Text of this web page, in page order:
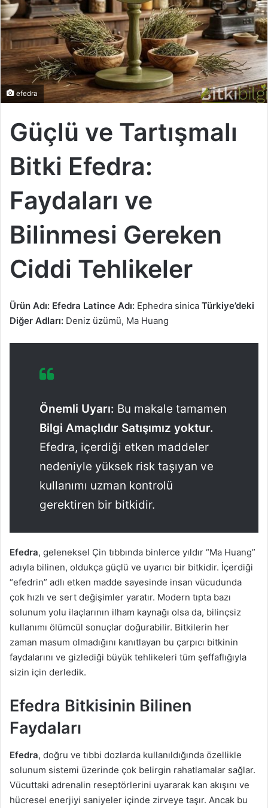
r
m
e
k
efedra
Güçlü ve Tartışmalı
Bitki Efedra:
Faydaları ve
Bilinmesi Gereken
Ciddi Tehlikeler
Ürün Adı: Efedra Latince Adı: Ephedra sinica Türkiye’deki
Diğer Adları: Deniz üzümü, Ma Huang
Önemli Uyarı: Bu makale tamamen
Bilgi Amaçlıdır Satışımız yoktur.
Efedra, içerdiği etken maddeler
nedeniyle yüksek risk taşıyan ve
kullanımı uzman kontrolü
gerektiren bir bitkidir.
Efedra, geleneksel Çin tıbbında binlerce yıldır “Ma Huang”
adıyla bilinen, oldukça güçlü ve uyarıcı bir bitkidir. İçerdiği
“efedrin” adlı etken madde sayesinde insan vücudunda
çok hızlı ve sert değişimler yaratır. Modern tıpta bazı
solunum yolu ilaçlarının ilham kaynağı olsa da, bilinçsiz
kullanımı ölümcül sonuçlar doğurabilir. Bitkilerin her
zaman masum olmadığını kanıtlayan bu çarpıcı bitkinin
faydalarını ve gizlediği büyük tehlikeleri tüm şeffaflığıyla
sizin için derledik.
Efedra Bitkisinin Bilinen
Faydaları
Efedra, doğru ve tıbbi dozlarda kullanıldığında özellikle
solunum sistemi üzerinde çok belirgin rahatlamalar sağlar.
Vücuttaki adrenalin reseptörlerini uyararak kan akışını ve
hücresel enerjiyi saniyeler içinde zirveye taşır. Ancak bu